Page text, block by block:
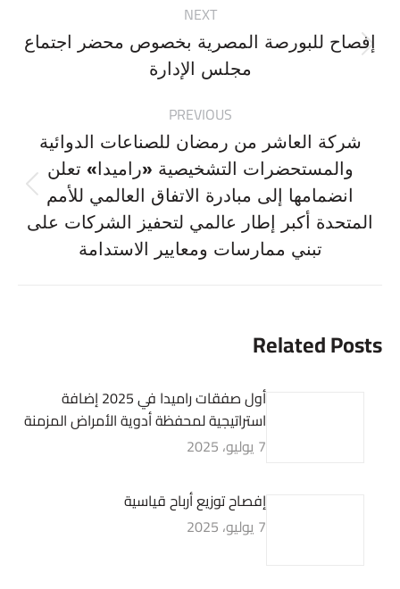
navigation
PREVIOUS
Previous
post:
شركة العاشر من رمضان للصناعات الدوائية
والمستحضرات التشخيصية «راميدا» تعلن
انضمامها إلى مبادرة الاتفاق العالمي للأمم
المتحدة أكبر إطار عالمي لتحفيز الشركات على
تبني ممارسات ومعايير الاستدامة
NEXT
Next
post:
إفصاح للبورصة المصرية بخصوص محضر اجتماع
مجلس الإدارة
Related Posts
أول صفقات راميدا في 2025 إضافة
استراتيجية لمحفظة أدوية الأمراض المزمنة
7 يوليو، 2025
إفصاح توزيع أرباح قياسية
7 يوليو، 2025